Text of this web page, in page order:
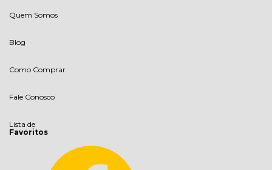
Quem Somos
Blog
Como Comprar
Fale Conosco
Lista de
Favoritos